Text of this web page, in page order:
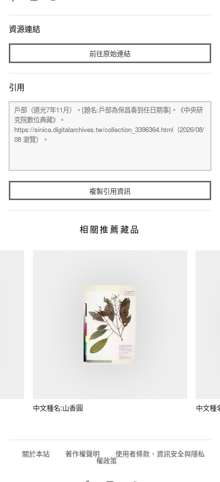
資源連結
前往原始連結
引用
複製引用資訊
相關推薦藏品
中文種名:山香圓 中文種
關於本站 著作權聲明 使用者條款、資訊安全與隱私
權政策